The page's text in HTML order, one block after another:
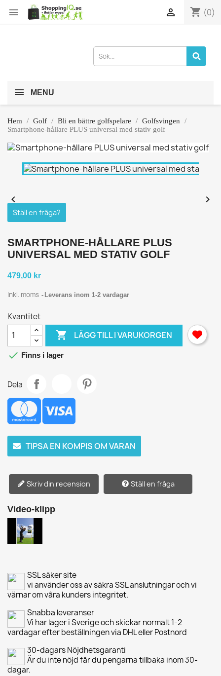
 shopping_cart (0)

MENU
Hem Golf Bli en bättre golfspelare
Golfsvingen
Smartphone-hållare PLUS universal med stativ golf
Ställ en fråga?
 
SMARTPHONE-HÅLLARE PLUS
UNIVERSAL MED STATIV GOLF
479,00 kr
Inkl. moms Leverans inom 1-2 vardagar
Kvantitet
 LÄGG TILL I VARUKORGEN
 Finns i lager
Dela
TIPSA EN KOMPIS OM VARAN
Skriv din recension Ställ en fråga
Video-klipp
SSL säker site
vi använder oss av säkra SSL anslutningar och vi
värnar om våra kunders integritet.
Snabba leveranser
Vi har lager i Sverige och skickar normalt 1-2
vardagar efter beställningen via DHL eller Postnord
30-dagars Nöjdhetsgaranti
Är du inte nöjd får du pengarna tillbaka inom 30-
dagar.